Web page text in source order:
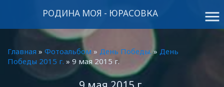
menu
РОДИНА МОЯ - ЮРАСОВКА
Главная » Фотоальбом » День Победы.» День
Победы 2015 г. » 9 мая 2015 г.